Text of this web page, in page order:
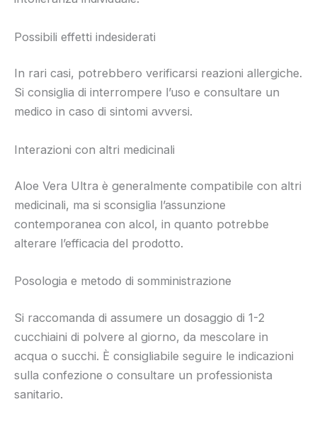
Possibili effetti indesiderati
In rari casi, potrebbero verificarsi reazioni allergiche.
Si consiglia di interrompere l’uso e consultare un
medico in caso di sintomi avversi.
Interazioni con altri medicinali
Aloe Vera Ultra è generalmente compatibile con altri
medicinali, ma si sconsiglia l’assunzione
contemporanea con alcol, in quanto potrebbe
alterare l’efficacia del prodotto.
Posologia e metodo di somministrazione
Si raccomanda di assumere un dosaggio di 1-2
cucchiaini di polvere al giorno, da mescolare in
acqua o succhi. È consigliabile seguire le indicazioni
sulla confezione o consultare un professionista
sanitario.